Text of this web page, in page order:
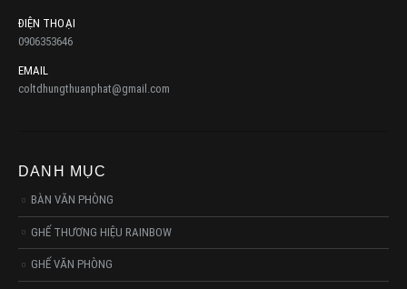
ĐIỆN THOẠI
0906353646
EMAIL
coltdhungthuanphat@gmail.com
DANH MỤC
BÀN VĂN PHÒNG
GHẾ THƯƠNG HIỆU RAINBOW
GHẾ VĂN PHÒNG